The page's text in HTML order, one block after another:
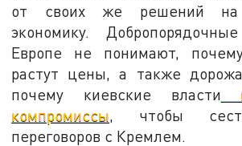
от своих же решений на
экономику.
Европе не понимают,
растут цены, а также
почему киевские власти
компромиссы, чтобы
переговоров с Кремлем.